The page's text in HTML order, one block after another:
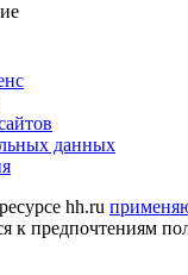
данных
hh.ru
к предпочтениям